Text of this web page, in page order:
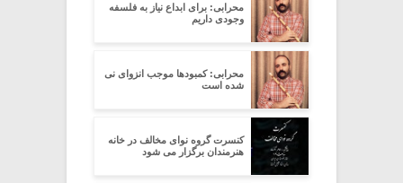
محرابی: برای ابداع نیاز به فلسفه
وجودی داریم
محرابی: کمبودها موجب انزوای نی
شده است
کنسرت گروه نوای مخالف در خانه
هنرمندان برگزار می شود